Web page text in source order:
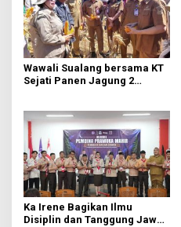
Wawali Sualang bersama KT
Sejati Panen Jagung 2
Ka Irene Bagikan Ilmu
Disiplin dan Tanggung Jawab